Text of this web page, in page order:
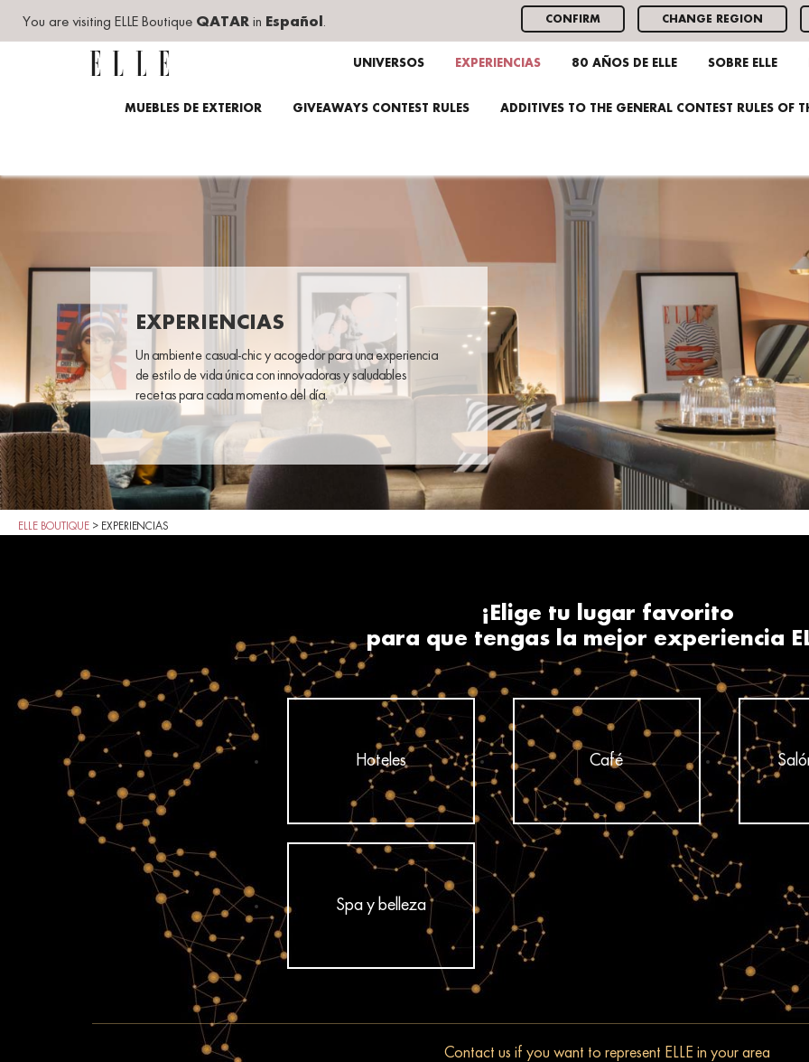
You are visiting ELLE Boutique QATAR in Español . CONFIRM CHANGE REGION
UNIVERSOS EXPERIENCIAS 80 AÑOS DE ELLE SOBRE ELLE
MUEBLES DE EXTERIOR GIVEAWAYS CONTEST RULES ADDITIVES TO THE GENERAL CONTEST RULES OF
EXPERIENCIAS
Un ambiente casual-chic y acogedor para una experiencia
de estilo de vida única con innovadoras y saludables
recetas para cada momento del día.
ELLE BOUTIQUE > EXPERIENCIAS
¡Elige tu lugar favorito
para que tengas la mejor experiencia
Hoteles Café
Spa y belleza
Contact us if you want to represent ELLE in your area